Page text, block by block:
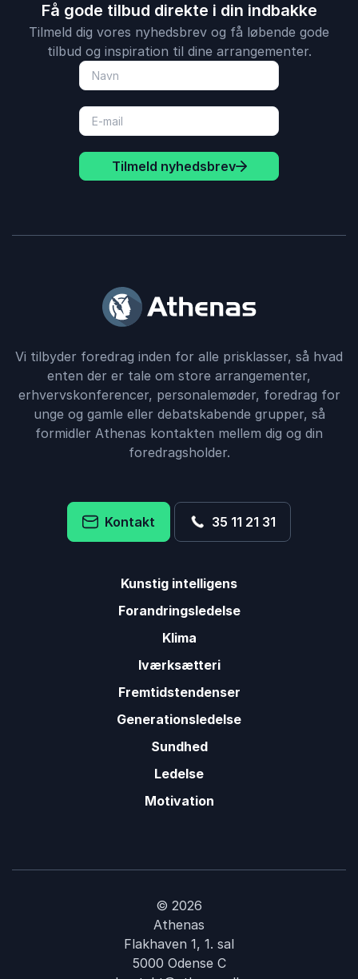
Få gode tilbud direkte i din indbakke
Tilmeld dig vores nyhedsbrev og få løbende gode
tilbud og inspiration til dine arrangementer.
Tilmeld nyhedsbrev
Vi tilbyder foredrag inden for alle prisklasser, så hvad
enten der er tale om store arrangementer,
erhvervskonferencer, personalemøder, foredrag for
unge og gamle eller debatskabende grupper, så
formidler Athenas kontakten mellem dig og din
foredragsholder.
Kontakt 35 11 21 31
Kunstig intelligens
Forandringsledelse
Klima
Iværksætteri
Fremtidstendenser
Generationsledelse
Sundhed
Ledelse
Motivation
© 2026
Athenas
Flakhaven 1, 1. sal
5000 Odense C